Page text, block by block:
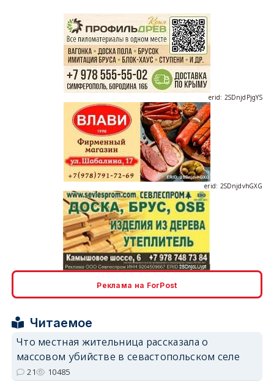
erid: 2SDnjdPjgYS
erid: 2SDnjdvhGXG
Реклама на ForPost
Читаемое
Что местная жительница рассказала о
массовом убийстве в севастопольском селе
21 10485